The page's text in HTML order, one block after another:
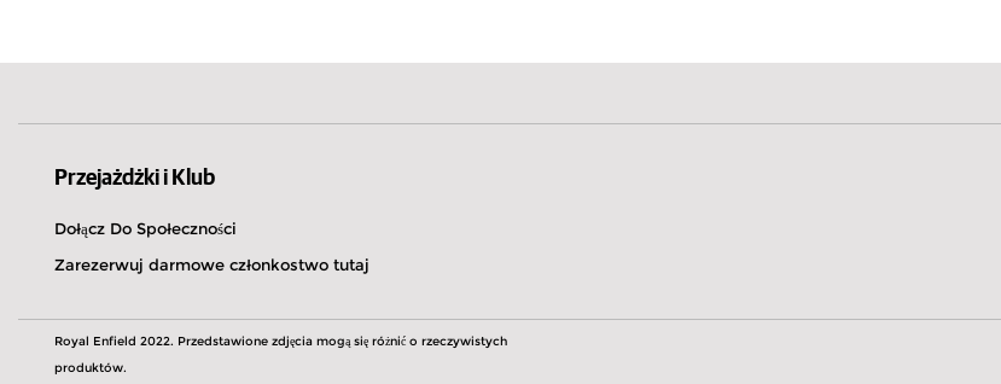
Przejażdżki i Klub
Dołącz Do Społeczności
Zarezerwuj darmowe członkostwo tutaj
Royal Enfield 2022. Przedstawione zdjęcia mogą się różnić o rzeczywistych
produktów.